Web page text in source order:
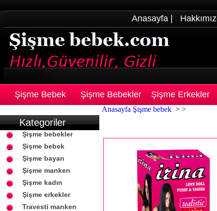
Anasayfa
Şişme Bebek Şişme Bebekler Şişme Erkekler
Kategoriler
Şişme bebekler
Şişme bebek
Şişme bayan
Şişme manken
Şişme kadın
Şişme erkekler
Travesti manken
Anasayfa Şişme bebek > >